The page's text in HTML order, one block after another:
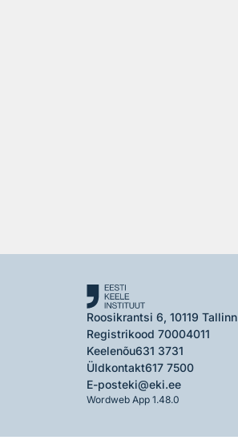
Roosikrantsi 6, 10119 Tallinn
Registrikood 70004011
Keelenõu631 3731
Üldkontakt617 7500
E-posteki@eki.ee
Wordweb App 1.48.0